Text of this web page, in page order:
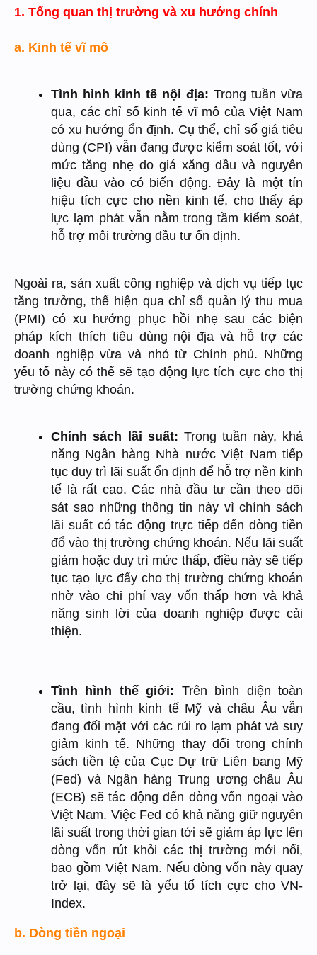
1. Tổng quan thị trường và xu hướng chính
a. Kinh tế vĩ mô
Tình hình kinh tế nội địa: Trong tuần vừa
qua, các chỉ số kinh tế vĩ mô của Việt Nam
có xu hướng ổn định. Cụ thể, chỉ số giá tiêu
dùng (CPI) vẫn đang được kiểm soát tốt, với
mức tăng nhẹ do giá xăng dầu và nguyên
liệu đầu vào có biến động. Đây là một tín
hiệu tích cực cho nền kinh tế, cho thấy áp
lực lạm phát vẫn nằm trong tầm kiểm soát,
hỗ trợ môi trường đầu tư ổn định.
Ngoài ra, sản xuất công nghiệp và dịch vụ tiếp tục
tăng trưởng, thể hiện qua chỉ số quản lý thu mua
(PMI) có xu hướng phục hồi nhẹ sau các biện
pháp kích thích tiêu dùng nội địa và hỗ trợ các
doanh nghiệp vừa và nhỏ từ Chính phủ. Những
yếu tố này có thể sẽ tạo động lực tích cực cho thị
trường chứng khoán.
Chính sách lãi suất: Trong tuần này, khả
năng Ngân hàng Nhà nước Việt Nam tiếp
tục duy trì lãi suất ổn định để hỗ trợ nền kinh
tế là rất cao. Các nhà đầu tư cần theo dõi
sát sao những thông tin này vì chính sách
lãi suất có tác động trực tiếp đến dòng tiền
đổ vào thị trường chứng khoán. Nếu lãi suất
giảm hoặc duy trì mức thấp, điều này sẽ tiếp
tục tạo lực đẩy cho thị trường chứng khoán
nhờ vào chi phí vay vốn thấp hơn và khả
năng sinh lời của doanh nghiệp được cải
thiện.
Tình hình thế giới: Trên bình diện toàn
cầu, tình hình kinh tế Mỹ và châu Âu vẫn
đang đối mặt với các rủi ro lạm phát và suy
giảm kinh tế. Những thay đổi trong chính
sách tiền tệ của Cục Dự trữ Liên bang Mỹ
(Fed) và Ngân hàng Trung ương châu Âu
(ECB) sẽ tác động đến dòng vốn ngoại vào
Việt Nam. Việc Fed có khả năng giữ nguyên
lãi suất trong thời gian tới sẽ giảm áp lực lên
dòng vốn rút khỏi các thị trường mới nổi,
bao gồm Việt Nam. Nếu dòng vốn này quay
trở lại, đây sẽ là yếu tố tích cực cho VN-
Index.
b. Dòng tiền ngoại